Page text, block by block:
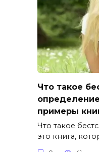
Что такое
примеры
Что такое
это книга,